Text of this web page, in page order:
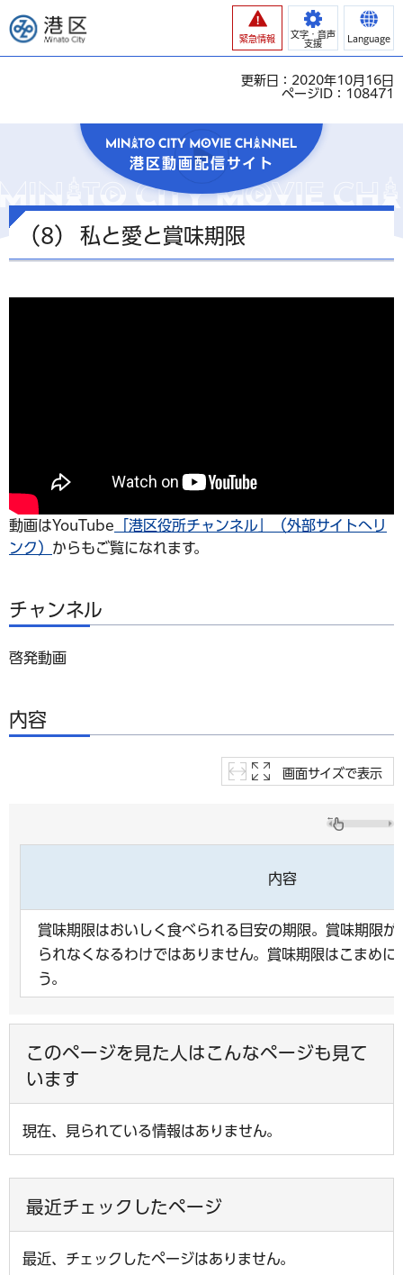
港区
緊急情報
文字・音声
支援
Language
更新日：2020年10月16日
ページID：108471
港区動画配信サイト
（8） 私と愛と賞味期限
動画はYouTube 「港区役所チャンネル」（外部サイトへリ
ンク） からもご覧になれます。
チャンネル
啓発動画
内容
画面サイズで表示
内容
賞味期限はおいしく食べられる目安の期限。賞味期限が
られなくなるわけではありません。賞味期限はこまめに
う。
このページを見た人はこんなページも見て
います
現在、見られている情報はありません。
最近チェックしたページ
最近、チェックしたページはありません。